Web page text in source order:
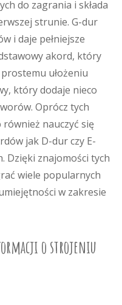
do zagrania i składa
strunie. G-dur
i daje pełniejsze
akord, który
ułożeniu
który dodaje nieco
Oprócz tych
nauczyć się
jak D-dur czy E-
Dzięki znajomości tych
wiele popularnych
w zakresie
o strojeniu